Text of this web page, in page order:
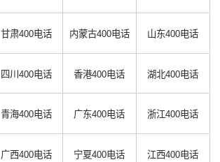
甘肃400电话 内蒙古400电话 山东400电话
四川400电话 香港400电话 湖北400电话
青海400电话 广东400电话 浙江400电话
广西400电话 宁夏400电话 江西400电话